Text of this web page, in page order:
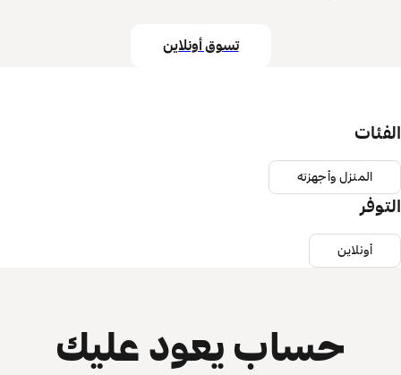
تسوق أونلاين
الفئات
المنزل وأجهزته
التوفر
أونلاين
حساب يعود عليك